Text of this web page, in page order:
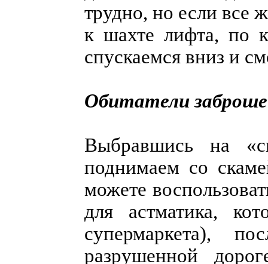
трудно, но если все
к шахте лифта, по
спускаемся вниз и
Обитатели
Выбравшись на
поднимаем со
можете
для астматика,
супермаркета),
разрушенной